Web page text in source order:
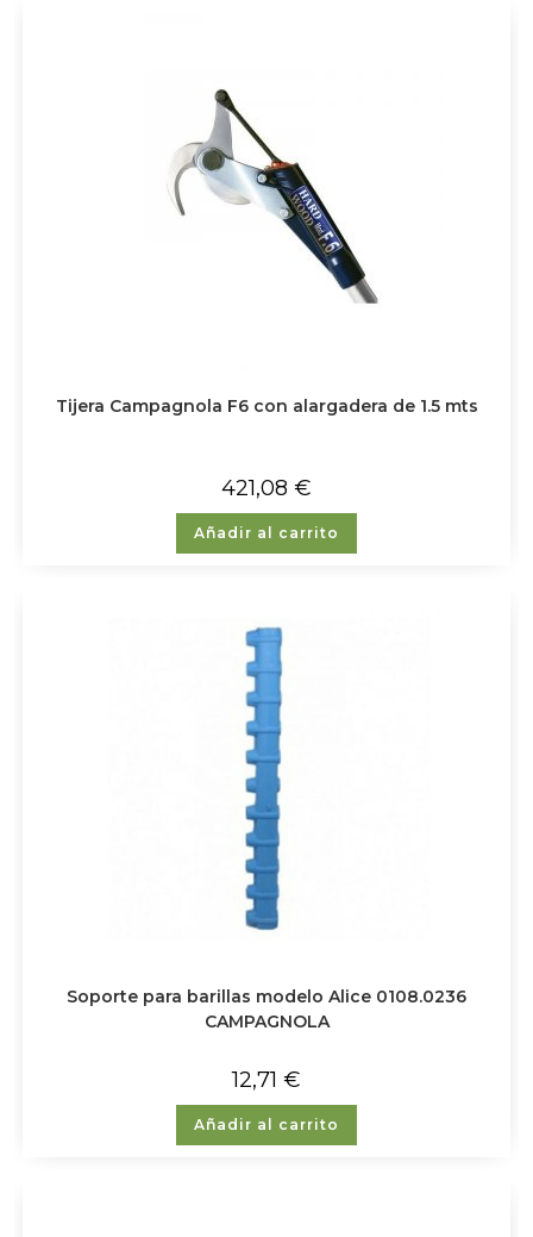
Tijera Campagnola F6 con alargadera de 1.5 mts
421,08 €
Añadir al carrito
Soporte para barillas modelo Alice 0108.0236
CAMPAGNOLA
12,71 €
Añadir al carrito